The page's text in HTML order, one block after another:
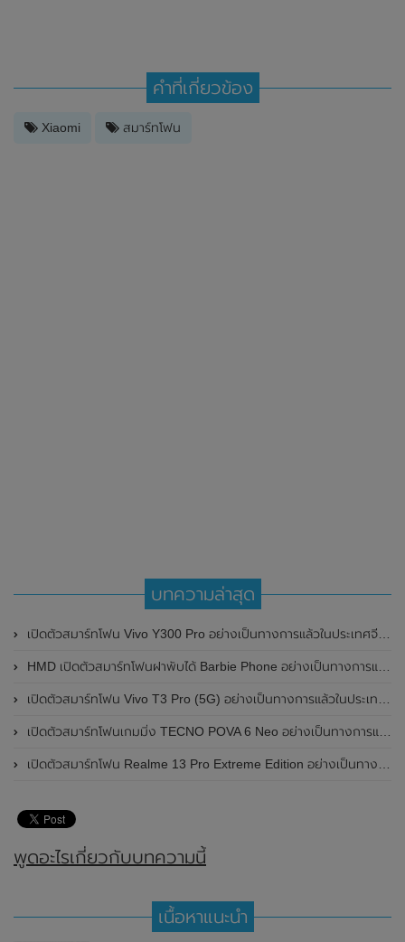
คำที่เกี่ยวข้อง
Xiaomi สมาร์ทโฟน
บทความล่าสุด
เปิดตัวสมาร์ทโฟน Vivo Y300 Pro อย่างเป็นทางการแล้วในประเทศจีน มาพร้อมดีไซน์พรีเมี่ยม ทนทาน และแบตเตอรี่สุดอึดขนาดใหญ่ 6,500mAh พร้อมรองรับการชาร์จไว 80W
HMD เปิดตัวสมาร์ทโฟนฝาพับได้ Barbie Phone อย่างเป็นทางการแล้ว มาพร้อมธีมสีชมพูสดใส
เปิดตัวสมาร์ทโฟน Vivo T3 Pro (5G) อย่างเป็นทางการแล้วในประเทศอินเดีย
เปิดตัวสมาร์ทโฟนเกมมิ่ง TECNO POVA 6 Neo อย่างเป็นทางการแล้วในประเทศไทย ในราคา 8,499 บาท
เปิดตัวสมาร์ทโฟน Realme 13 Pro Extreme Edition อย่างเป็นทางการแล้วในประเทศจีน
พูดอะไรเกี่ยวกับบทความนี้
เนื้อหาแนะนำ